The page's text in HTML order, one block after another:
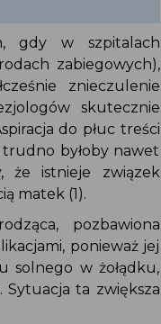
gdy w szpitalach
zabiegowych),
znieczulenie
skutecznie
do płuc treści
trudno byłoby nawet
że istnieje związek
matek (1).
pozbawiona
ponieważ jej
solnego w żołądku,
Sytuacja ta zwiększa